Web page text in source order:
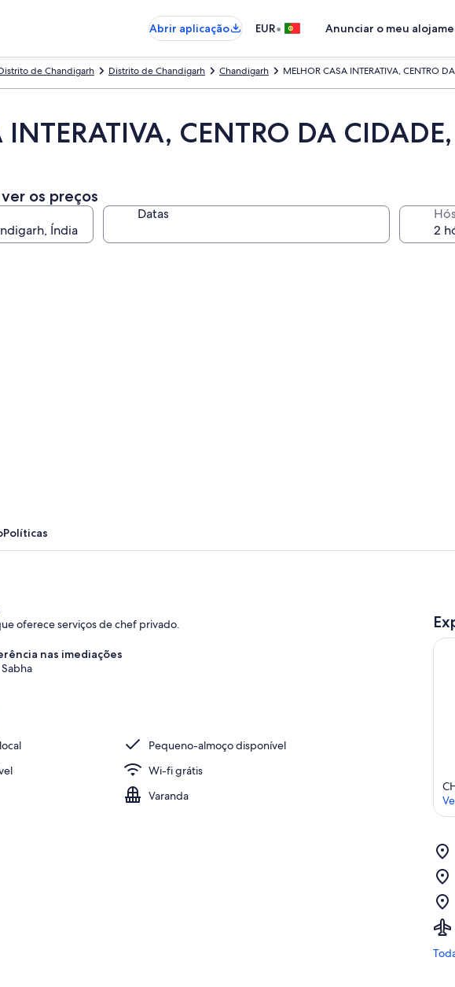
Abrir aplicação
EUR• Anunciar o meu
MELHOR CASA INTERATIVA, CENTRO
Chandigarh
Distrito de Chandigarh
de Chandigarh
INTERATIVA, CENTRO DA
os preços
Datas
Quarto
Políticas
oferece serviços de chef privado.
nas imediações
Pequeno-almoço disponível
Wi-fi grátis
Varanda